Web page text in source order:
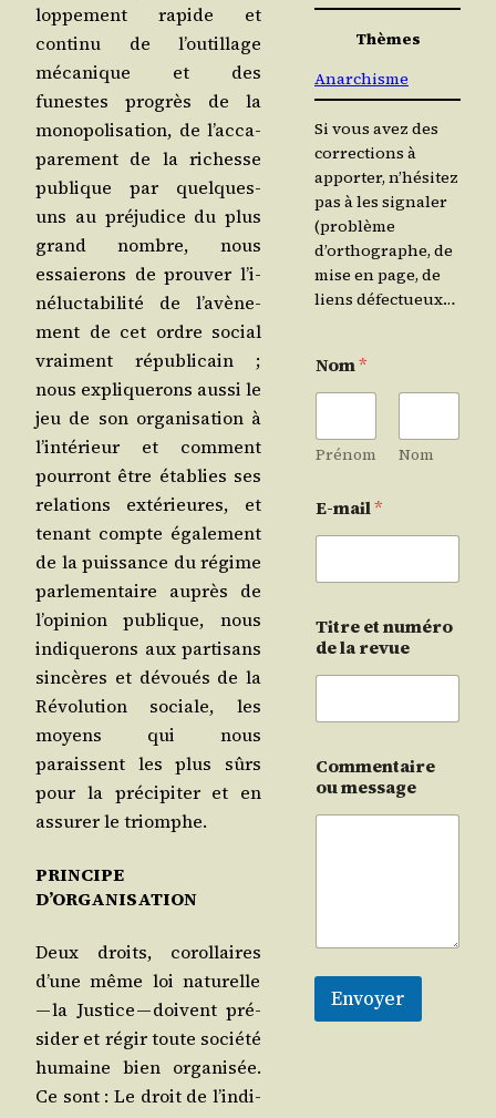
lop­pe­ment rapide et
conti­nu de l’ou­tillage
méca­nique et des
funestes pro­grès de la
mono­po­li­sa­tion, de l’ac­ca­
pa­re­ment de la richesse
publique par quelques-
uns au pré­ju­dice du plus
grand nombre, nous
essaie­rons de prou­ver l’i­
né­luc­ta­bi­li­té de l’a­vè­ne­
ment de cet ordre social
vrai­ment répu­bli­cain ;
nous expli­que­rons aus­si le
jeu de son orga­ni­sa­tion à
l’in­té­rieur et com­ment
pour­ront être éta­blies ses
rela­tions exté­rieures, et
tenant compte éga­le­ment
de la puis­sance du régime
par­le­men­taire auprès de
l’o­pi­nion publique, nous
indi­que­rons aux par­ti­sans
sin­cères et dévoués de la
Révo­lu­tion sociale, les
moyens qui nous
paraissent les plus sûrs
pour la pré­ci­pi­ter et en
assu­rer le triomphe.
PRINCIPE
D’ORGANISATION
Deux droits, corol­laires
d’une même loi natu­relle
— la Jus­tice — doivent pré­
si­der et régir toute socié­té
humaine bien orga­ni­sée.
Ce sont : Le droit de l’in­di­
Thèmes
Anarchisme
Si vous avez des
corrections à
apporter, n’hésitez
pas à les signaler
(problème
d’orthographe, de
mise en page, de
liens défectueux…
Nom*
Prénom Nom
E-mail*
Titre et numéro
de la revue
Commentaire
ou message
Envoyer